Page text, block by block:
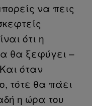
να πεις
ότι η
θα ξεφύγει –
όταν
τότε θα πάει
η ώρα του